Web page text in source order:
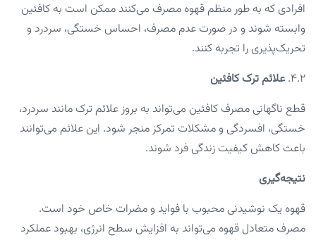
افرادی که به طور منظم قهوه مصرف می‌کنند ممکن است به کافئین
وابسته شوند و در صورت عدم مصرف، احساس خستگی، سردرد و
تحریک‌پذیری را تجربه کنند.
4.2. علائم ترک کافئین
قطع ناگهانی مصرف کافئین می‌تواند به بروز علائم ترک مانند سردرد،
خستگی، افسردگی و مشکلات تمرکز منجر شود. این علائم می‌توانند
باعث کاهش کیفیت زندگی فرد شوند.
نتیجه‌گیری
قهوه یک نوشیدنی محبوب با فواید و مضرات خاص خود است.
مصرف متعادل قهوه می‌تواند به افزایش سطح انرژی، بهبود عملکرد